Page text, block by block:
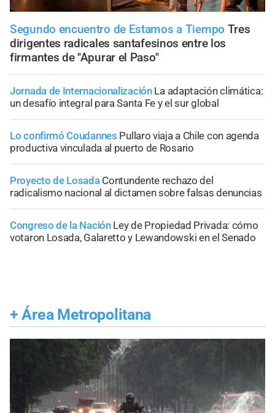
Segundo encuentro de Estamos a Tiempo Tres
dirigentes radicales santafesinos entre los
firmantes de "Apurar el Paso"
Jornada de Internacionalización La adaptación climática:
un desafío integral para Santa Fe y el sur global
Lo confirmó Coudannes Pullaro viaja a Chile con agenda
productiva vinculada al puerto de Rosario
Proyecto de Losada Contundente rechazo del
radicalismo nacional al dictamen sobre falsas denuncias
Congreso de la Nación Ley de Propiedad Privada: cómo
votaron Losada, Galaretto y Lewandowski en el Senado
+ Área Metropolitana